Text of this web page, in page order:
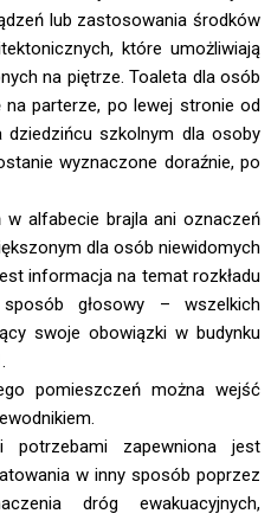
lub zastosowania środków
które umożliwiają
na piętrze. Toaleta dla osób
na parterze, po lewej stronie od
dziedzińcu szkolnym dla osoby
wyznaczone doraźnie, po
alfabecie brajla ani oznaczeń
dla osób niewidomych
informacja na temat rozkładu
głosowy – wszelkich
swoje obowiązki w budynku
pomieszczeń można wejść
potrzebami zapewniona jest
w inny sposób poprzez
dróg ewakuacyjnych,